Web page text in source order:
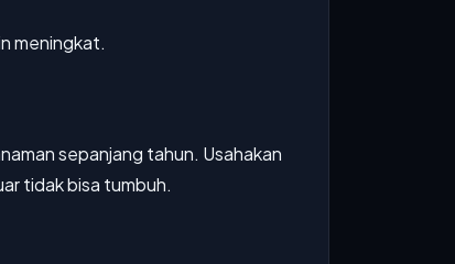
meningkat.
sepanjang tahun. Usahakan
tidak bisa tumbuh.